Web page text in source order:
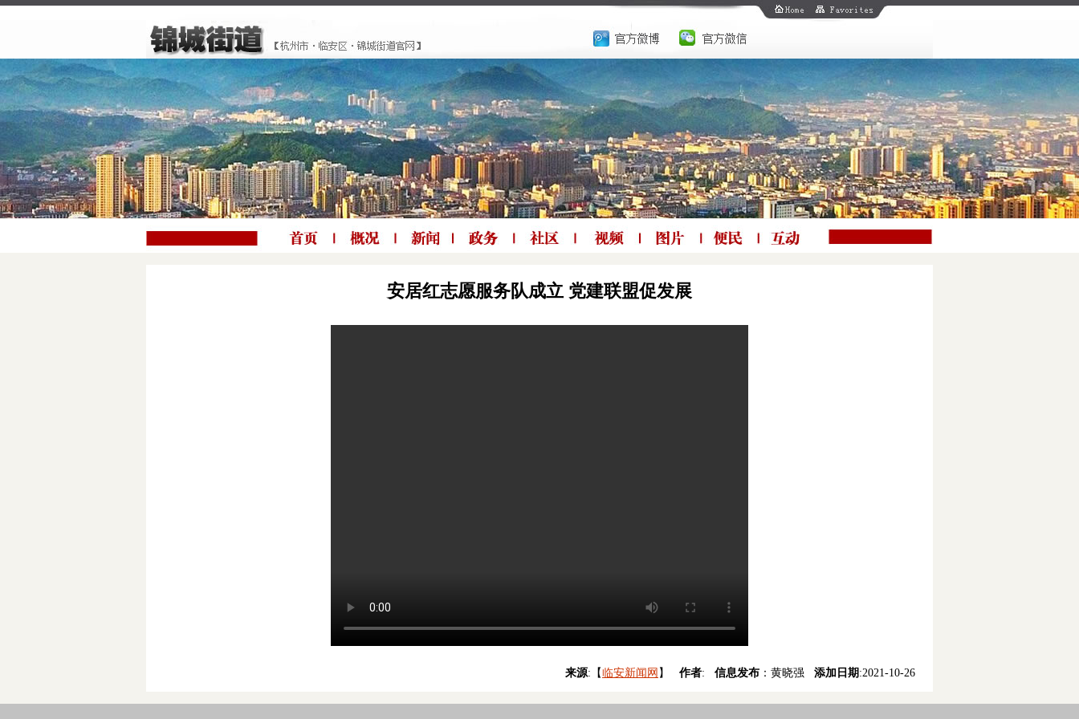
安居红志愿服务队成立 党建联盟促发展
来源:【临安新闻网 】 作者: 信息发布 ：黄晓强 添加日期 :2021-10-26